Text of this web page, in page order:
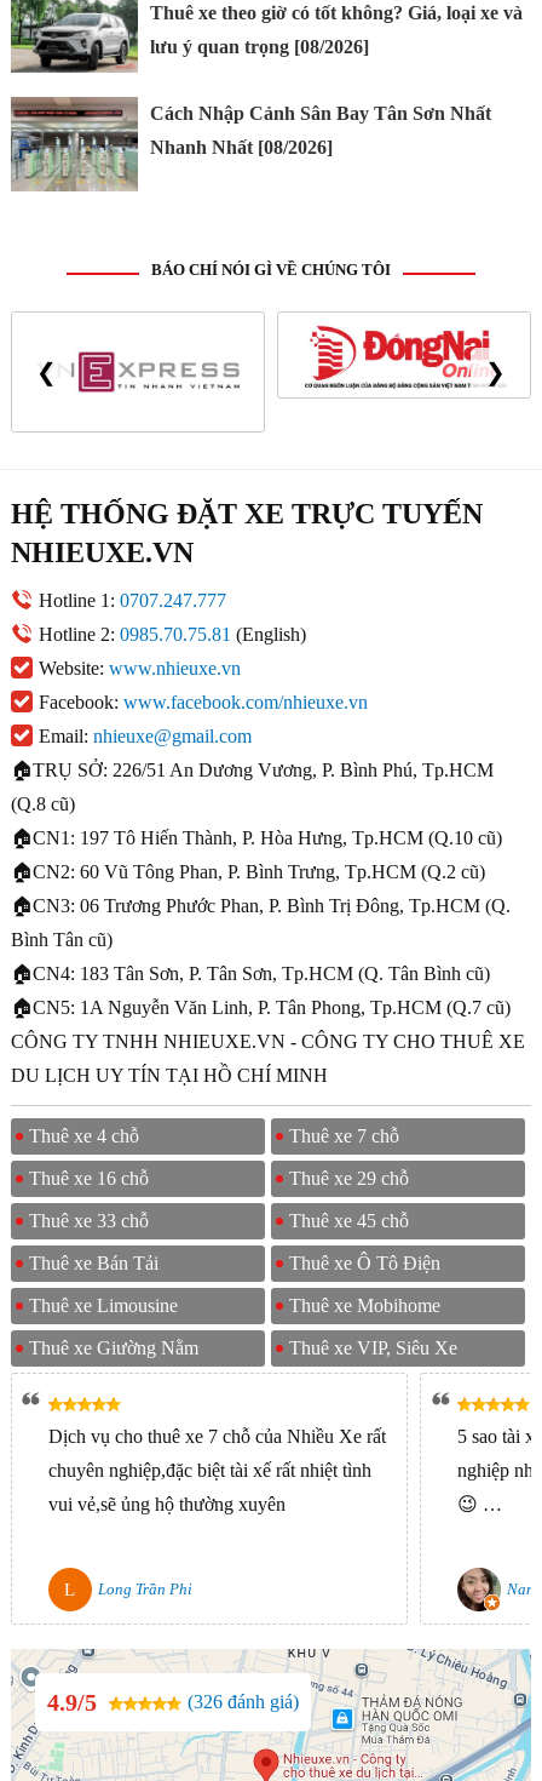
Thuê xe theo giờ có tốt không? Giá, loại xe và
lưu ý quan trọng [08/2026]
Cách Nhập Cảnh Sân Bay Tân Sơn Nhất
Nhanh Nhất [08/2026]
BÁO CHÍ NÓI GÌ VỀ CHÚNG TÔI
❮ ❯
HỆ THỐNG ĐẶT XE TRỰC TUYẾN
NHIEUXE.VN
Hotline 1: 0707.247.777
Hotline 2: 0985.70.75.81 (English)
Website: www.nhieuxe.vn
Facebook: www.facebook.com/nhieuxe.vn
Email: nhieuxe@gmail.com
🏠TRỤ SỞ: 226/51 An Dương Vương, P. Bình Phú, Tp.HCM
(Q.8 cũ)
🏠CN1: 197 Tô Hiến Thành, P. Hòa Hưng, Tp.HCM (Q.10 cũ)
🏠CN2: 60 Vũ Tông Phan, P. Bình Trưng, Tp.HCM (Q.2 cũ)
🏠CN3: 06 Trương Phước Phan, P. Bình Trị Đông, Tp.HCM (Q.
Bình Tân cũ)
🏠CN4: 183 Tân Sơn, P. Tân Sơn, Tp.HCM (Q. Tân Bình cũ)
🏠CN5: 1A Nguyễn Văn Linh, P. Tân Phong, Tp.HCM (Q.7 cũ)
CÔNG TY TNHH NHIEUXE.VN - CÔNG TY CHO THUÊ XE
DU LỊCH UY TÍN TẠI HỒ CHÍ MINH
Thuê xe 4 chỗ Thuê xe 7 chỗ
Thuê xe 16 chỗ Thuê xe 29 chỗ
Thuê xe 33 chỗ Thuê xe 45 chỗ
Thuê xe Bán Tải Thuê xe Ô Tô Điện
Thuê xe Limousine Thuê xe Mobihome
Thuê xe Giường Nằm Thuê xe VIP, Siêu Xe
Dịch vụ cho thuê xe 7 chỗ của Nhiều Xe rất
chuyên nghiệp,đặc biệt tài xế rất nhiệt tình
vui vẻ,sẽ ủng hộ thường xuyên
L Long Trần Phi
5 sao tài
nghiệp
😉 …
Nam
4.9/5 (326 đánh giá)